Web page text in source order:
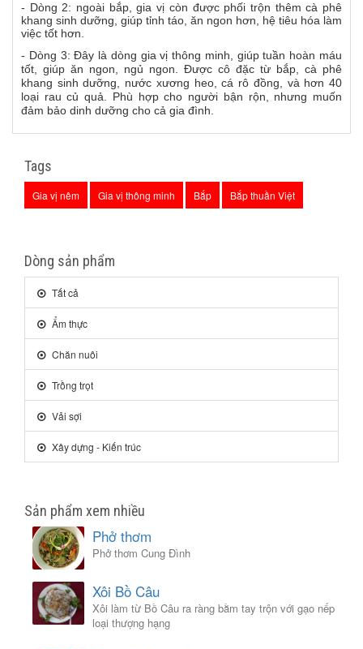
- Dòng 2: ngoài bắp, gia vị còn được phối trộn thêm cà phê
khang sinh dưỡng, giúp tỉnh táo, ăn ngon hơn, hệ tiêu hóa làm
việc tốt hơn.
- Dòng 3:Đây là dòng gia vị thông minh, giúp tuần hoàn máu
tốt, giúp ăn ngon, ngủ ngon. Được cô đặc từ bắp, cà phê
khang sinh dưỡng, nước xương heo, cá rô đồng, và hơn 40
loại rau củ quả. Phù hợp cho người bận rộn, nhưng muốn
đảm bảo dinh dưỡng cho cả gia đình.
Tags
Gia vị nêm Gia vị thông minh Bắp Bắp thuần Việt
Dòng sản phẩm
Tất cả
Ẩm thực
Chăn nuôi
Trồng trọt
Vải sợi
Xây dựng - Kiến trúc
Sản phẩm xem nhiều
Phở thơm
Phở thơm Cung Đình
Xôi Bồ Câu
Xôi làm từ Bồ Câu ra ràng bằm tay trộn với gạo nếp
loại thượng hạng